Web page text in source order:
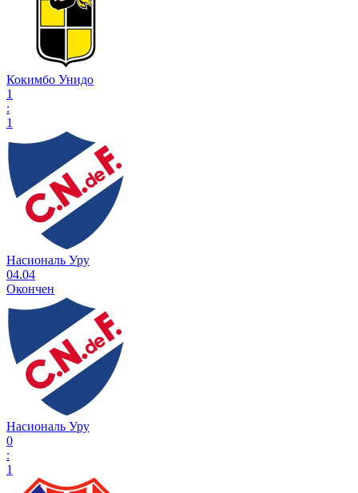
Кокимбо Унидо
1
:
1
Насиональ Уру
04.04
Окончен
Насиональ Уру
0
:
1